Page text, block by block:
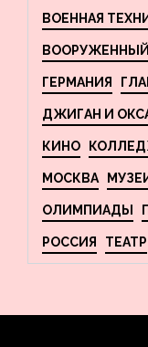
ВОЕННАЯ
ГЕРМАНИЯ
ДЖИГАН И
КИНО
МОСКВА
ОЛИМПИАДЫ
РОССИЯ ТЕАТР